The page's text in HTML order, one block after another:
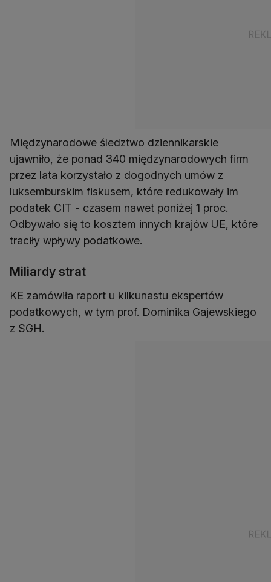
Międzynarodowe śledztwo dziennikarskie
ujawniło, że ponad 340 międzynarodowych firm
przez lata korzystało z dogodnych umów z
luksemburskim fiskusem, które redukowały im
podatek CIT - czasem nawet poniżej 1 proc.
Odbywało się to kosztem innych krajów UE, które
traciły wpływy podatkowe.
Miliardy strat
KE zamówiła raport u kilkunastu ekspertów
podatkowych, w tym prof. Dominika Gajewskiego
z SGH.